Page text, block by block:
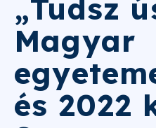
„Tudsz
Magyar
és 2022